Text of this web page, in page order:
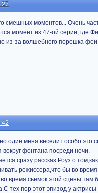
смешных моментов... Очень
момент из 47-ой серии, где
из-за волшебного порошка
один меня веселит особо:это
вокруг фонтана посреди ночи.
сразу рассказ Роуз о
режиссера,что бы во
время сьемок этой сцены там
тех пор этот эпизод у